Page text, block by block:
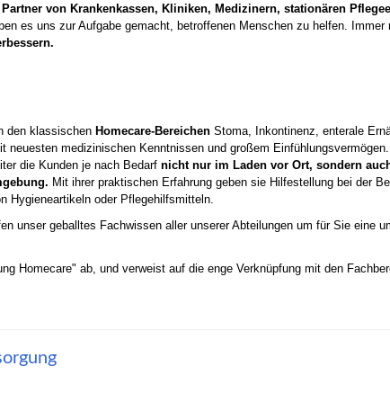
von Krankenkassen, Kliniken, Medizinern, stationären
es uns zur Aufgabe gemacht, betroffenen Menschen zu helfen. Immer
den klassischen Homecare-Bereichen Stoma, Inkontinenz, enterale
neuesten medizinischen Kenntnissen und großem
die Kunden je nach Bedarf nicht nur im Laden vor Ort, sondern
Mit ihrer praktischen Erfahrung geben sie Hilfestellung bei der
Hygieneartikeln oder Pflegehilfsmitteln.
unser geballtes Fachwissen aller unserer Abteilungen um für Sie eine
Homecare" ab, und verweist auf die enge Verknüpfung mit den